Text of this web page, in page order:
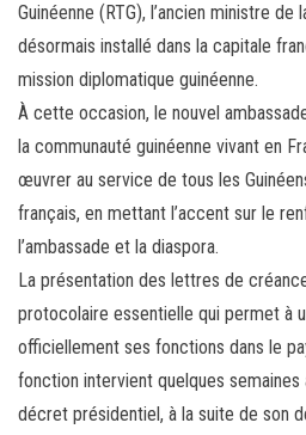
Guinéenne (RTG), l’ancien ministre
désormais installé dans la capitale
mission diplomatique guinéenne.
À cette occasion, le nouvel
la communauté guinéenne vivant en
œuvrer au service de tous les
français, en mettant l’accent sur le
l’ambassade et la diaspora.
La présentation des lettres de
protocolaire essentielle qui permet à
officiellement ses fonctions dans le
fonction intervient quelques semaines
décret présidentiel, à la suite de son